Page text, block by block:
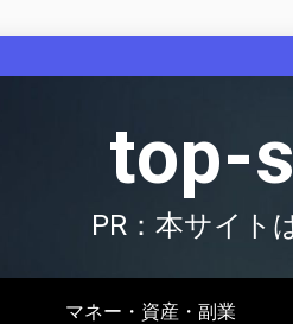
top-
PR：本サイト
マネー・資産・副業